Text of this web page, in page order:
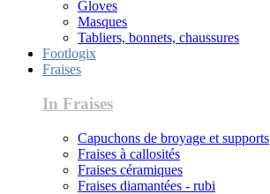
Gloves
Masques
Tabliers, bonnets, chaussures
Footlogix
Fraises
In Fraises
Capuchons de broyage et supports
Fraises à callosités
Fraises céramiques
Fraises diamantées - rubi